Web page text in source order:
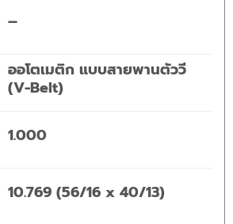
–
ออโตเมติก แบบสายพานตัววี
(V-Belt)
1.000
10.769 (56/16 x 40/13)